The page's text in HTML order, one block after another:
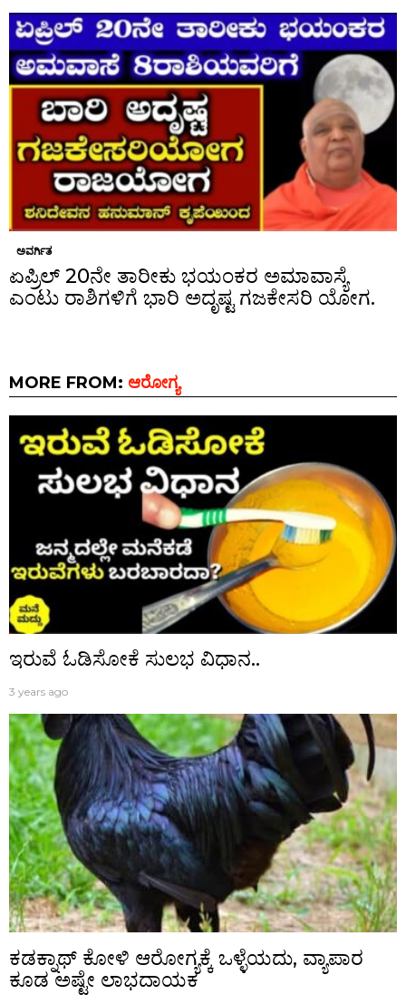
ಅವರ್ಗಿತ
ಏಪ್ರಿಲ್ 20ನೇ ತಾರೀಕು ಭಯಂಕರ ಅಮಾವಾಸ್ಯೆ
ಎಂಟು ರಾಶಿಗಳಿಗೆ ಭಾರಿ ಅದೃಷ್ಟ ಗಜಕೇಸರಿ ಯೋಗ.
MORE FROM: ಆರೋಗ್ಯ
ಇರುವೆ ಓಡಿಸೋಕೆ ಸುಲಭ ವಿಧಾನ..
3 years ago
ಕಡಕ್ನಾಥ್ ಕೋಳಿ ಆರೋಗ್ಯಕ್ಕೆ ಒಳ್ಳೆಯದು, ವ್ಯಾಪಾರ
ಕೂಡ ಅಷ್ಟೇ ಲಾಭದಾಯಕ